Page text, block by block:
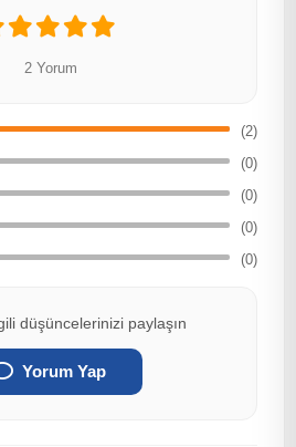
2 Yorum
(2)
(0)
(0)
(0)
(0)
düşüncelerinizi paylaşın
Yorum Yap